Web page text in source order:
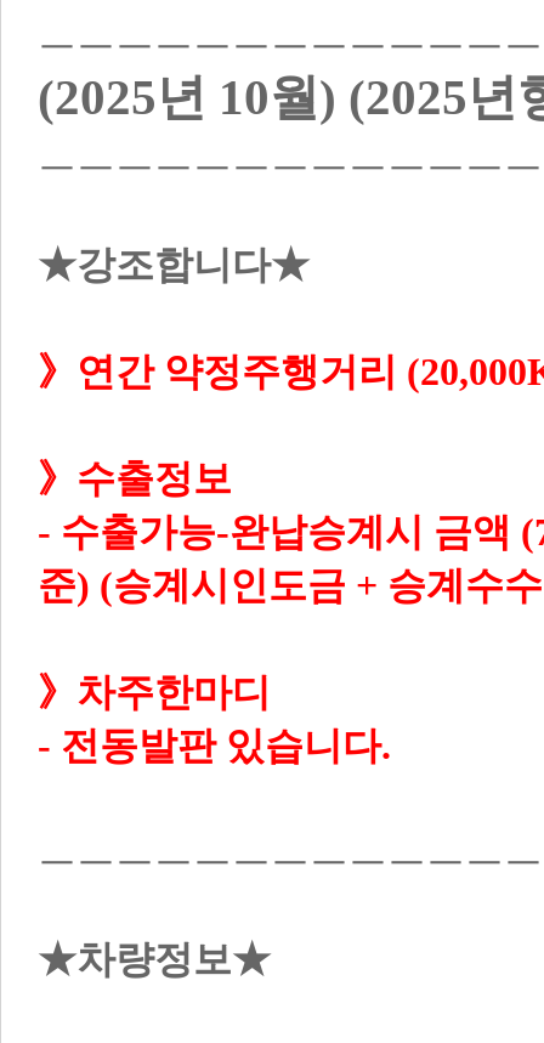
(2025년 10월) (2025년
ㅡㅡㅡㅡㅡㅡㅡㅡㅡㅡㅡㅡ
★강조합니다★
》수출정보
- 수출가능-완납승계시 금액
》차주한마디
- 전동발판 있습니다.
ㅡㅡㅡㅡㅡㅡㅡㅡㅡㅡㅡㅡ
★차량정보★